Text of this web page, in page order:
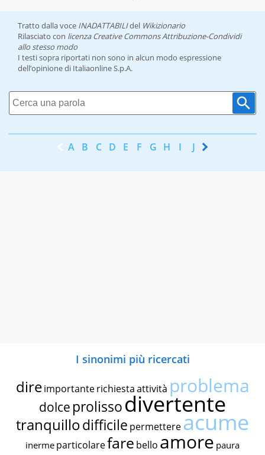
Tratto dalla voce INADATTABILIdel Wikizionario
Rilasciato con licenza Creative Commons Attribuzione-Condividi
allo stesso modo
I testi sopra riportati non sono in alcun modo espressione
dell’opinione di Italiaonline S.p.A.
A B C D E F G H I J K
I sinonimi più ricercati
dire importante richiestaattività problema
dolce prolissodivertente
tranquillodifficile permettereacume
inerme particolarefare bello amore paura